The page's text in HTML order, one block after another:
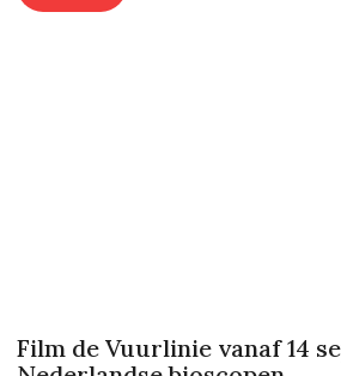
Film de Vuurlinie vanaf 14